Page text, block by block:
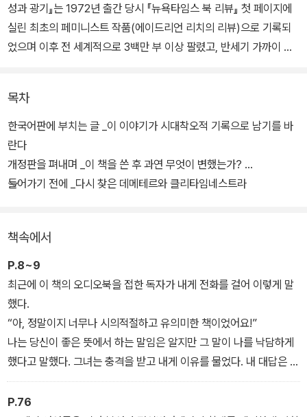
성과 광기』는 1972년 출간 당시 『뉴욕타임스 북 리뷰』 첫 페이지에
실린 최초의 페미니스트 작품(에이드리언 리치의 리뷰)으로 기록되
었으며 이후 전 세계적으로 3백만 부 이상 팔렸고, 반세기 가까이 지
제에 관한 가장 중요한 단 하나의 작품으로 평가받고 있다.
정신의학계에 혁명을 가져온 이 책에서 필리스 체슬러는 가부장제가
광기를 어떻게 정의하고 만들어왔으며 정신과학이 사회적 통제의 한
형태로 광기를 어떻게 이용해왔는지를 집요하게 분석했다. 신화, 역
2005년 개정증보판에서는 전면적인 수정과 개정을 거쳐 섭식 장애,
항우울제에 대한 사회적 수용, 중독, 성욕, 산후 우울증 등을 포함해
오늘날 여성의 정신건강과 밀접한 관련이 있는 문제를 정면으로 다룬
다. 치료와 심리학의 세계는 많이 변했지만, 이 책은 출간 당시에 그랬
던 것처럼 오늘날에도 시의적절하고 의미 있게 남아 있다.
목차
한국어판에 부치는 글 _이 이야기가 시대착오적 기록으로 남기를 바
란다
개정판을 펴내며 _이 책을 쓴 후 과연 무엇이 변했는가?
들어가기 전에 _다시 찾은 데메테르와 클리타임네스트라
책속에서
P.8~9
최근에 이 책의 오디오북을 접한 독자가 내게 전화를 걸어 이렇게 말
했다.
“아, 정말이지 너무나 시의적절하고 유의미한 책이었어요!”
나는 당신이 좋은 뜻에서 하는 말임은 알지만 그 말이 나를 낙담하게
했다고 말했다. 그녀는 충격을 받고 내게 이유를 물었다. 내 대답은 이
것이었다.
“나는 여성들의 정신건강이 지난 50년 동안 괄목할 만하게 좋아져서
P.76